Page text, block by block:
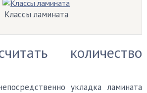
Классы ламината
количество
укладка ламината